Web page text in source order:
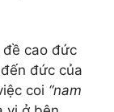
đề cao đức
đức của
coi “nam